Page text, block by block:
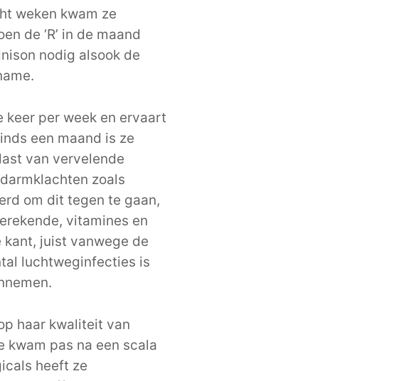
weken kwam ze
de ‘R’ in de maand
nodig alsook de
per week en ervaart
een maand is ze
van vervelende
zoals
om dit tegen te gaan,
vitamines en
juist vanwege de
luchtweginfecties is
haar kwaliteit van
pas na een scala
heeft ze